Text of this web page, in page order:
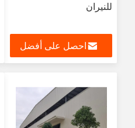
للنيران
احصل على أفضل